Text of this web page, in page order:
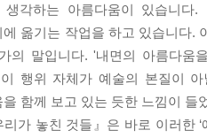
생각하는 아름다움이 있습니
옮기는 작업을 하고 있습니다.
의 말입니다. '내면의 아름다
행위 자체가 예술의 본질이
함께 보고 있는 듯한 느낌이 들
리가 놓친 것들』은 바로 이러한